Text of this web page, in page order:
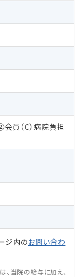
員（C）病院負担
ジ内のお問い合わ
当院の給与に加え、